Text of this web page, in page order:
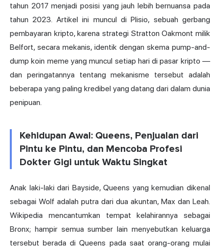
tahun 2017 menjadi posisi yang jauh lebih bernuansa pada
tahun 2023. Artikel ini muncul di Plisio, sebuah gerbang
pembayaran kripto, karena strategi Stratton Oakmont milik
Belfort, secara mekanis, identik dengan skema pump-and-
dump koin meme yang muncul setiap hari di pasar kripto —
dan peringatannya tentang mekanisme tersebut adalah
beberapa yang paling kredibel yang datang dari dalam dunia
penipuan.
Kehidupan Awal: Queens, Penjualan dari
Pintu ke Pintu, dan Mencoba Profesi
Dokter Gigi untuk Waktu Singkat
Anak laki-laki dari Bayside, Queens yang kemudian dikenal
sebagai Wolf adalah putra dari dua akuntan, Max dan Leah.
Wikipedia mencantumkan tempat kelahirannya sebagai
Bronx; hampir semua sumber lain menyebutkan keluarga
tersebut berada di Queens pada saat orang-orang mulai